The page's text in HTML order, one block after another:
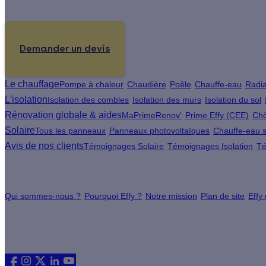
Demander un devis
Le chauffagePompe à chaleur Chaudière Poêle Chauffe-eau
L'isolationIsolation des combles Isolation des murs Isolation du sol
Rénovation globale & aidesMaPrimeRenov' Prime Effy (CEE)
SolaireTous les panneaux Panneaux photovoltaïques Chauffe-eau
Avis de nos clientsTémoignages Solaire Témoignages Isolation
Qui sommes-nous ? Pourquoi Effy ? Notre mission Plan de site Effy